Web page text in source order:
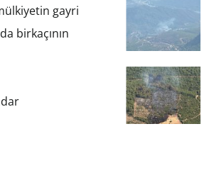
gayri
birkaçının